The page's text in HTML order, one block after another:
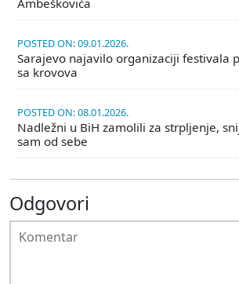
POSTED ON: 09.01.2026.
Sarajevo najavilo organizaciji festivala
sa krovova
POSTED ON: 08.01.2026.
Nadležni u BiH zamolili za strpljenje,
sam od sebe
Odgovori